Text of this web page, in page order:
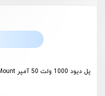
پل دیود 1000 ولت 50 آمپر PCB Mount با پکیج KBPC